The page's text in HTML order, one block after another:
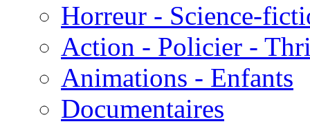
Horreur - Science-
Action - Policier -
Animations - Enfants
Documentaires